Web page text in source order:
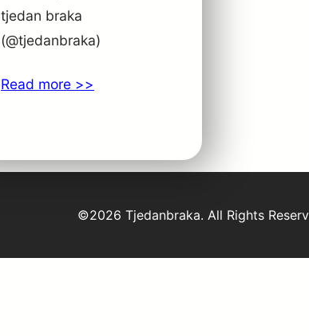
tjedan braka
(@tjedanbraka)
Read more >>
©2026 Tjedanbraka. All Rights